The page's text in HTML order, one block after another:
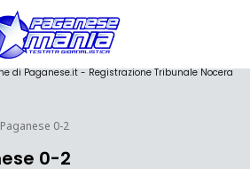
di Paganese.it - Registrazione Tribunale Nocera
0-2
0-2